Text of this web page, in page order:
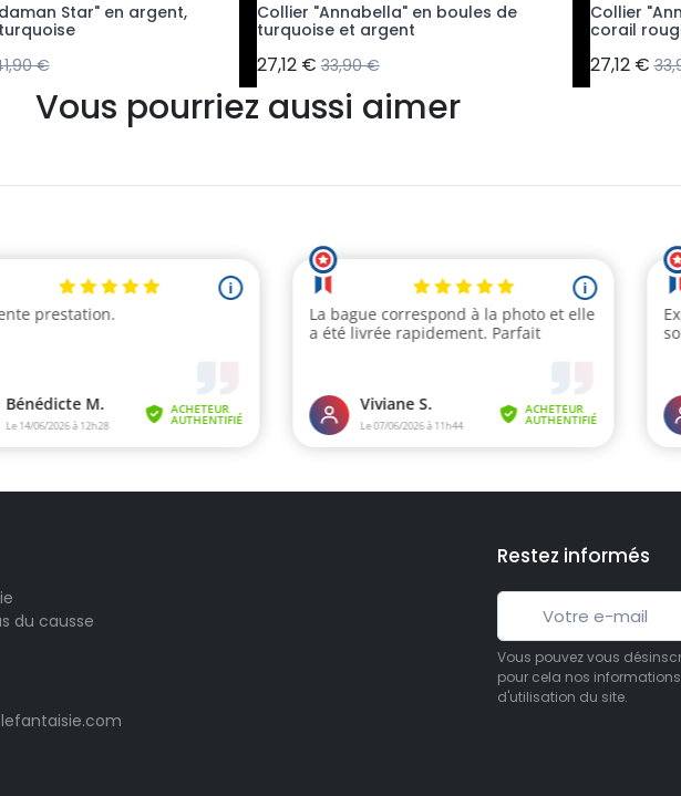
Star" en argent,
€
Collier "Annabella" en boules de
turquoise et argent
27,12 € 33,90 €
Collier
corail
27,12 €
Vous pourriez aussi aimer
du causse
Restez informés
Vous pouvez vous
pour cela nos
d'utilisation du site.